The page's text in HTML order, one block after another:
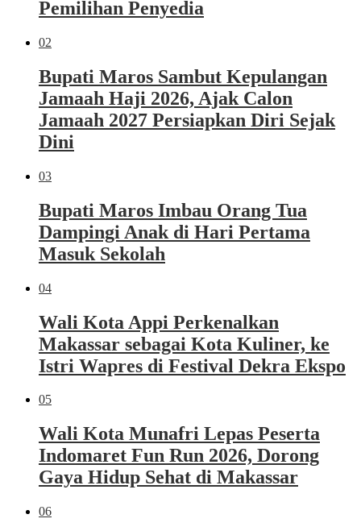
Pemilihan Penyedia
02
Bupati Maros Sambut Kepulangan
Jamaah Haji 2026, Ajak Calon
Jamaah 2027 Persiapkan Diri Sejak
Dini
03
Bupati Maros Imbau Orang Tua
Dampingi Anak di Hari Pertama
Masuk Sekolah
04
Wali Kota Appi Perkenalkan
Makassar sebagai Kota Kuliner, ke
Istri Wapres di Festival Dekra Ekspo
05
Wali Kota Munafri Lepas Peserta
Indomaret Fun Run 2026, Dorong
Gaya Hidup Sehat di Makassar
06